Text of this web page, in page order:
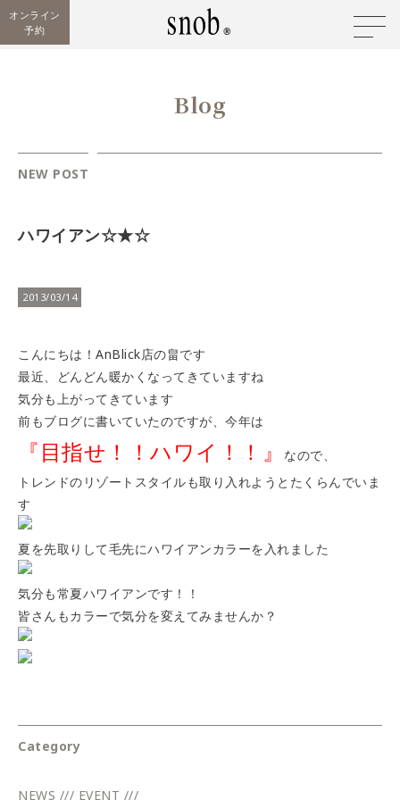
オンライン
予約
Blog
NEW POST
ハワイアン☆★☆
2013/03/14
こんにちは！AnBlick店の畠です
最近、どんどん暖かくなってきていますね
気分も上がってきています
前もブログに書いていたのですが、今年は
『目指せ！！ハワイ！！』
なので、
トレンドのリゾートスタイルも取り入れようとたくらんでいま
す
夏を先取りして毛先にハワイアンカラーを入れました
気分も常夏ハワイアンです！！
皆さんもカラーで気分を変えてみませんか？
Category
NEWS /// EVENT ///